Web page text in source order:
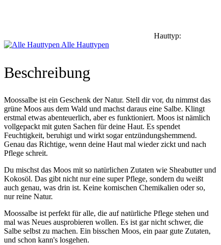
Hauttyp:
Alle Hauttypen
Beschreibung
Moossalbe ist ein Geschenk der Natur. Stell dir vor, du nimmst das
grüne Moos aus dem Wald und machst daraus eine Salbe. Klingt
erstmal etwas abenteuerlich, aber es funktioniert. Moos ist nämlich
vollgepackt mit guten Sachen für deine Haut. Es spendet
Feuchtigkeit, beruhigt und wirkt sogar entzündungshemmend.
Genau das Richtige, wenn deine Haut mal wieder zickt und nach
Pflege schreit.
Du mischst das Moos mit so natürlichen Zutaten wie Sheabutter und
Kokosöl. Das gibt nicht nur eine super Pflege, sondern du weißt
auch genau, was drin ist. Keine komischen Chemikalien oder so,
nur reine Natur.
Moossalbe ist perfekt für alle, die auf natürliche Pflege stehen und
mal was Neues ausprobieren wollen. Es ist gar nicht schwer, die
Salbe selbst zu machen. Ein bisschen Moos, ein paar gute Zutaten,
und schon kann's losgehen.